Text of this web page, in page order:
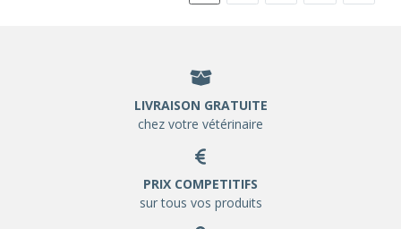
LIVRAISON GRATUITE
chez votre vétérinaire
PRIX COMPETITIFS
sur tous vos produits